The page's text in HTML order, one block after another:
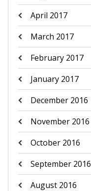
April 2017
March 2017
February 2017
January 2017
December 2016
November 2016
October 2016
September 2016
August 2016